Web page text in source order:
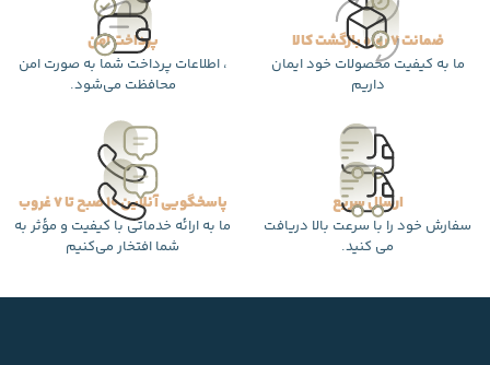
ضمانت 7 روزه بازگشت کالا
ما به کیفیت محصولات خود ایمان
داریم
پرداخت امن
، اطلاعات پرداخت شما به صورت امن
محافظت می‌شود.
ارسال سریع
سفارش خود را با سرعت بالا دریافت
می کنید.
پاسخگویی آنلاین 10 صبح تا 7 غروب
ما به ارائه خدماتی با کیفیت و مؤثر به
شما افتخار می‌کنیم